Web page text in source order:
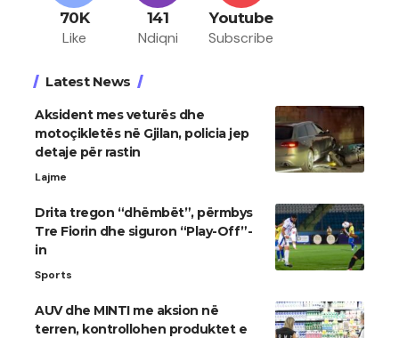
70K
Like
141
Ndiqni
Youtube
Subscribe
Latest News
Aksident mes veturës dhe
motoçikletës në Gjilan, policia jep
detaje për rastin
Lajme
Drita tregon “dhëmbët”, përmbys
Tre Fiorin dhe siguron “Play-Off”-
in
Sports
AUV dhe MINTI me aksion në
terren, kontrollohen produktet e